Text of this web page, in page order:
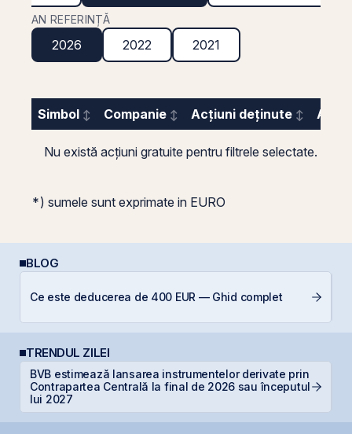
AN REFERINȚĂ
2026 2022 2021
Simbol Companie Acțiuni deținute
Nu există acțiuni gratuite pentru filtrele selectate.
*) sumele sunt exprimate in EURO
BLOG
Ce este deducerea de 400 EUR — Ghid complet
TRENDUL ZILEI
BVB estimează lansarea instrumentelor derivate prin
Contrapartea Centrală la final de 2026 sau începutul
lui 2027